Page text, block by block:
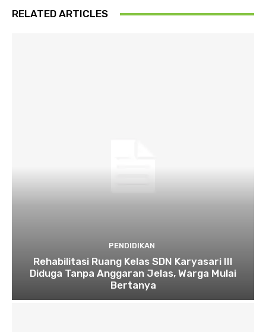
RELATED ARTICLES
PENDIDIKAN
Rehabilitasi Ruang Kelas SDN Karyasari III
Diduga Tanpa Anggaran Jelas, Warga Mulai
Bertanya